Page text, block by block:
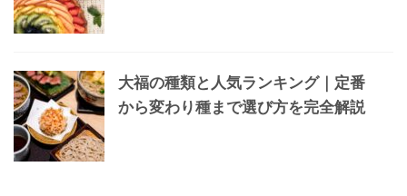
大福の種類と人気ランキング｜定番
から変わり種まで選び方を完全解説